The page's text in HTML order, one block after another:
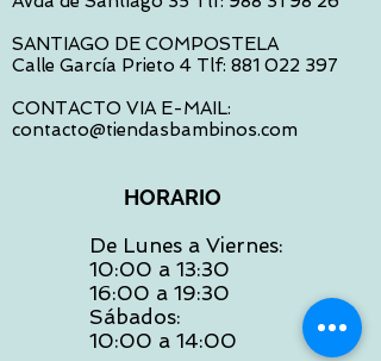
SANTIAGO DE COMPOSTELA
Calle García Prieto 4 Tlf: 881 022 397
CONTACTO VIA E-MAIL:
contacto@tiendasbambinos.com
HORARIO
De Lunes a Viernes:
10:00 a 13:30
16:00 a 19:30
Sábados:
10:00 a 14:00